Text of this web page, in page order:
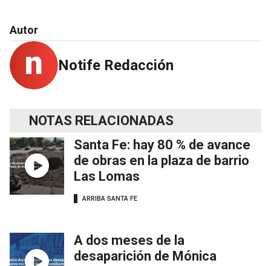
Autor
Notife Redacción
NOTAS RELACIONADAS
Santa Fe: hay 80 % de avance
de obras en la plaza de barrio
Las Lomas
ARRIBA SANTA FE
A dos meses de la
desaparición de Mónica